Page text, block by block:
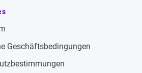
Geschäftsbedingungen